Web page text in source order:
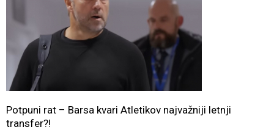
Potpuni rat – Barsa kvari Atletikov najvažniji letnji
transfer?!